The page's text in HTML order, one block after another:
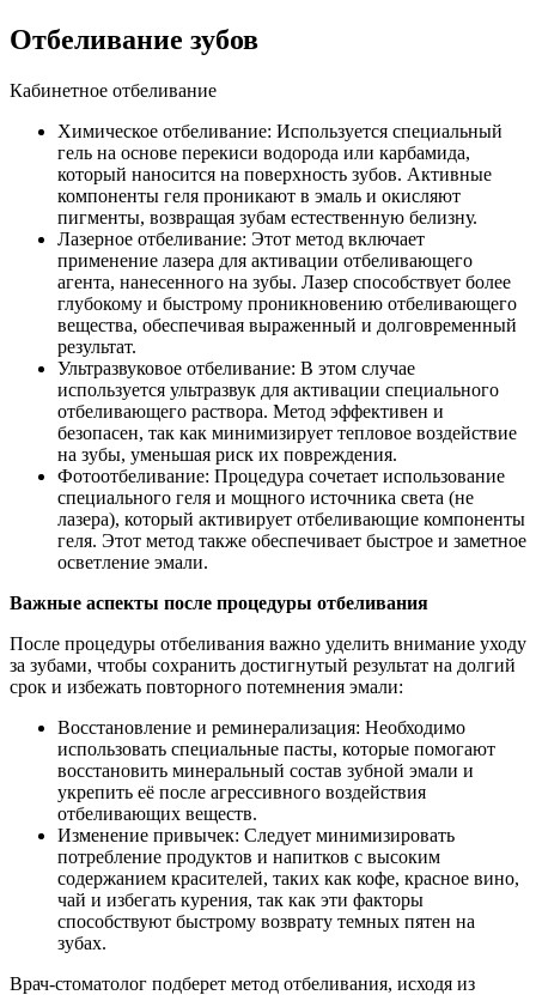
Отбеливание зубов
Кабинетное отбеливание
Химическое отбеливание: Используется специальный
гель на основе перекиси водорода или карбамида,
который наносится на поверхность зубов. Активные
компоненты геля проникают в эмаль и окисляют
пигменты, возвращая зубам естественную белизну.
Лазерное отбеливание: Этот метод включает
применение лазера для активации отбеливающего
агента, нанесенного на зубы. Лазер способствует более
глубокому и быстрому проникновению отбеливающего
вещества, обеспечивая выраженный и долговременный
результат.
Ультразвуковое отбеливание: В этом случае
используется ультразвук для активации специального
отбеливающего раствора. Метод эффективен и
безопасен, так как минимизирует тепловое воздействие
на зубы, уменьшая риск их повреждения.
Фотоотбеливание: Процедура сочетает использование
специального геля и мощного источника света (не
лазера), который активирует отбеливающие компоненты
геля. Этот метод также обеспечивает быстрое и заметное
осветление эмали.
Важные аспекты после процедуры отбеливания
После процедуры отбеливания важно уделить внимание уходу
за зубами, чтобы сохранить достигнутый результат на долгий
срок и избежать повторного потемнения эмали:
Восстановление и реминерализация: Необходимо
использовать специальные пасты, которые помогают
восстановить минеральный состав зубной эмали и
укрепить её после агрессивного воздействия
отбеливающих веществ.
Изменение привычек: Следует минимизировать
потребление продуктов и напитков с высоким
содержанием красителей, таких как кофе, красное вино,
чай и избегать курения, так как эти факторы
способствуют быстрому возврату темных пятен на
зубах.
Врач-стоматолог подберет метод отбеливания, исходя из